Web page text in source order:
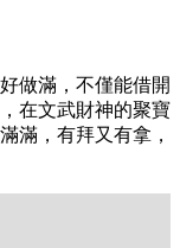
做滿，不僅能借開
在文武財神的聚寶
滿，有拜又有拿，